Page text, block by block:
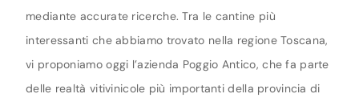
mediante accurate ricerche. Tra le cantine più
interessanti che abbiamo trovato nella regione Toscana,
vi proponiamo oggi l’azienda Poggio Antico, che fa parte
delle realtà vitivinicole più importanti della provincia di